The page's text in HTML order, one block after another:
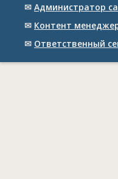
✉ Администратор
✉ Контент
✉ Ответственный